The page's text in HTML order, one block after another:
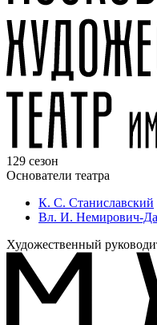
129 сезон
Основатели театра
К. С. Станиславский
Вл. И. Немирович-
Художественный